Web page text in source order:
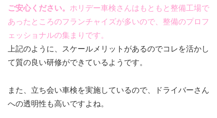
ご安心ください。 ホリデー車検さんはもともと整備工場で
あったところのフランチャイズが多いので、整備のプロフ
ェッショナルの集まりです。
上記のように、スケールメリットがあるのでコレを活かし
て質の良い研修ができているようです。
また、立ち会い車検を実施しているので、ドライバーさん
への透明性も高いですよね。